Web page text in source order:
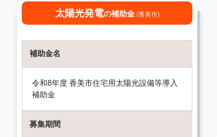
太陽光発電の補助金 (香美市)
補助金名
令和8年度 香美市住宅用太陽光設備等導入
補助金
募集期間